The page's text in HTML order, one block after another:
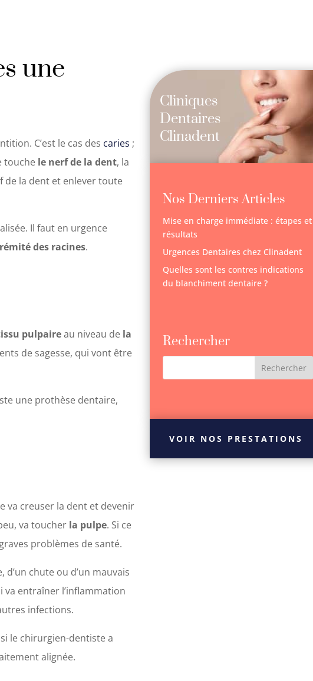
une
C’est le cas des caries ;
touche le nerf de la dent, la
de la dent et enlever toute
Il faut en urgence
des racines.
pulpaireau niveau de la
de sagesse, qui vont être
une prothèse dentaire,
va creuser la dent et devenir
va toucher la pulpe. Si ce
problèmes de santé.
chute ou d’un mauvais
va entraîner l’inflammation
infections.
le chirurgien-dentiste a
alignée.
Cliniques
Dentaires
Clinadent
Nos Derniers Articles
Mise en charge immédiate : étapes et
résultats
Urgences Dentaires chez Clinadent
Quelles sont les contres indications
du blanchiment dentaire ?
Rechercher
VOIR NOS PRESTATIONS